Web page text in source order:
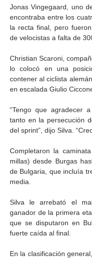
Jonas Vingegaard, uno
encontraba entre los
la recta final, pero
de velocistas a falta de
Christian Scaroni,
lo colocó en una
contener al ciclista
en escalada Giulio
“Tengo que agradecer
tanto en la persecución
del sprint”, dijo Silva.
Completaron la
millas) desde Burgas
de Bulgaria, que incluía
media.
Silva le arrebató el
ganador de la primera
que se disputaron en
fuerte caída al final.
En la clasificación